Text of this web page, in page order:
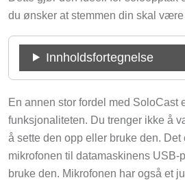
du ønsker at stemmen din skal
Innholdsfortegnelse
En annen stor fordel med SoloCast
funksjonaliteten. Du trenger ikke å
å sette den opp eller bruke den. Det
mikrofonen til datamaskinens USB-
bruke den. Mikrofonen har også et